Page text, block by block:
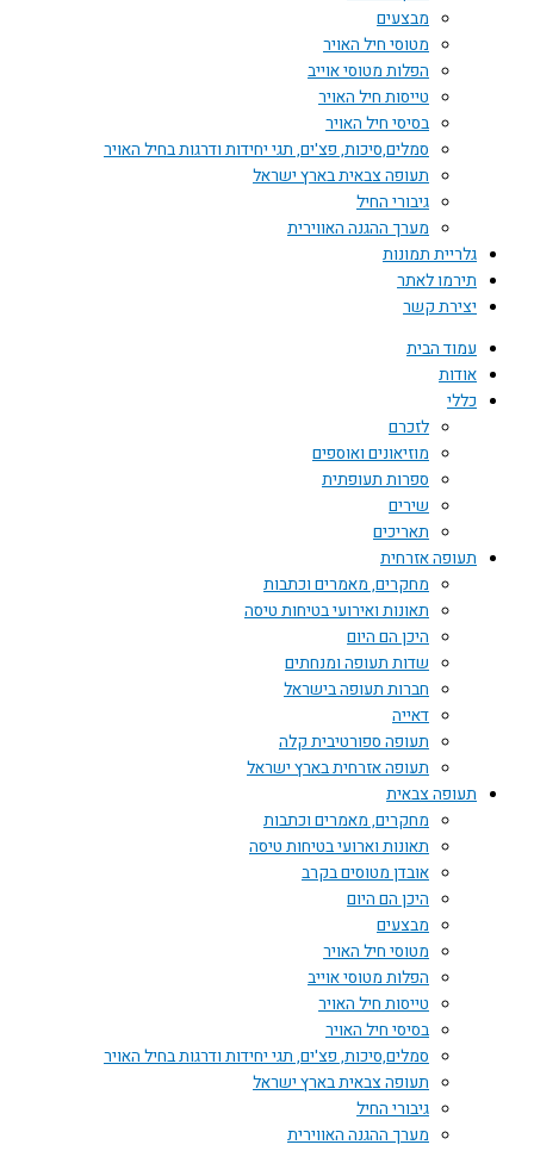
מבצעים
מטוסי חיל האויר
הפלות מטוסי אוייב
טייסות חיל האויר
בסיסי חיל האויר
סמלים,סיכות, פצ'ים, תגי יחידות ודרגות בחיל האויר
תעופה צבאית בארץ ישראל
גיבורי החיל
מערך ההגנה האווירית
גלריית תמונות
תירמו לאתר
יצירת קשר
עמוד הבית
אודות
כללי
לזכרם
מוזיאונים ואוספים
ספרות תעופתית
שירים
תאריכים
תעופה אזרחית
מחקרים, מאמרים וכתבות
תאונות ואירועי בטיחות טיסה
היכן הם היום
שדות תעופה ומנחתים
חברות תעופה בישראל
דאייה
תעופה ספורטיבית קלה
תעופה אזרחית בארץ ישראל
תעופה צבאית
מחקרים, מאמרים וכתבות
תאונות וארועי בטיחות טיסה
אובדן מטוסים בקרב
היכן הם היום
מבצעים
מטוסי חיל האויר
הפלות מטוסי אוייב
טייסות חיל האויר
בסיסי חיל האויר
סמלים,סיכות, פצ'ים, תגי יחידות ודרגות בחיל האויר
תעופה צבאית בארץ ישראל
גיבורי החיל
מערך ההגנה האווירית